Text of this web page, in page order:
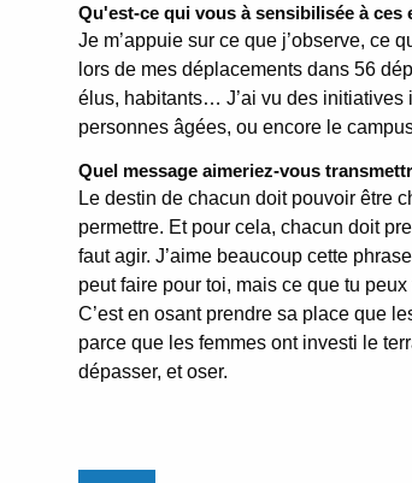
Qu'est-ce qui vous à sensibilisée à ces
Je m’appuie sur ce que j’observe, ce
lors de mes déplacements dans 56
élus, habitants… J’ai vu des
personnes âgées, ou encore le
Quel message aimeriez-vous
Le destin de chacun doit pouvoir être
permettre. Et pour cela, chacun doit
faut agir. J’aime beaucoup cette
peut faire pour toi, mais ce que tu
C’est en osant prendre sa place que
parce que les femmes ont investi le
dépasser, et oser.